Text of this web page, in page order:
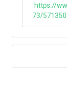
https://
73/